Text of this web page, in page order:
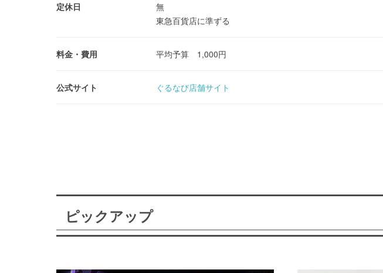
定休日
無
東急百貨店に準ずる
料金・費用 平均予算 1,000円
公式サイト ぐるなび店舗サイト
ピックアップ